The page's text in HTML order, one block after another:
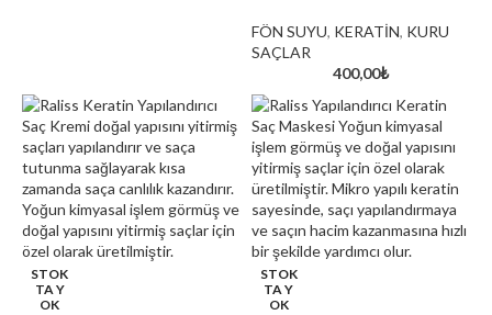
Kırklareli’nin Doğal
Saç Renkleri
FÖN SUYU, KERATİN, KURU
SAÇLAR
400,00₺
STOK
TA Y
OK
STOK
TA Y
OK